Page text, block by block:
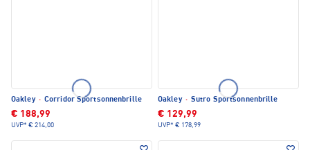
Oakley · Corridor Sportsonnenbrille
€ 188,99
UVP* € 214,00
Oakley · Sutro Sportsonnenbrille
€ 129,99
UVP* € 178,99